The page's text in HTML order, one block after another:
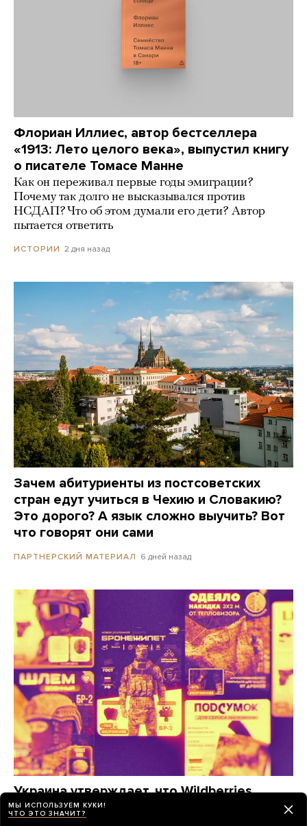
Флориан Иллиес, автор бестселлера
«1913: Лето целого века», выпустил книгу
о писателе Томасе Манне
Как он переживал первые годы эмиграции?
Почему так долго не высказывался против
НСДАП? Что об этом думали его дети? Автор
пытается ответить
ИСТОРИИ 2 дня назад
Зачем абитуриенты из постсоветских
стран едут учиться в Чехию и Словакию?
Это дорого? А язык сложно выучить? Вот
что говорят они сами
ПАРТНЕРСКИЙ МАТЕРИАЛ 6 дней назад
Украина утверждает, что Wildberries
помогает снабжать армию РФ. Это
МЫ ИСПОЛЬЗУЕМ КУКИ!
ЧТО ЭТО ЗНАЧИТ?